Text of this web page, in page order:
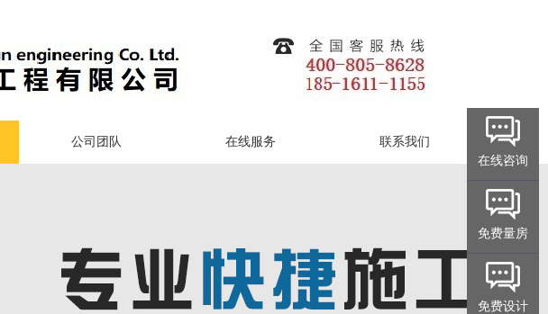
公司团队 在线服务 联系我们
在线咨询
免费量房
免费设计